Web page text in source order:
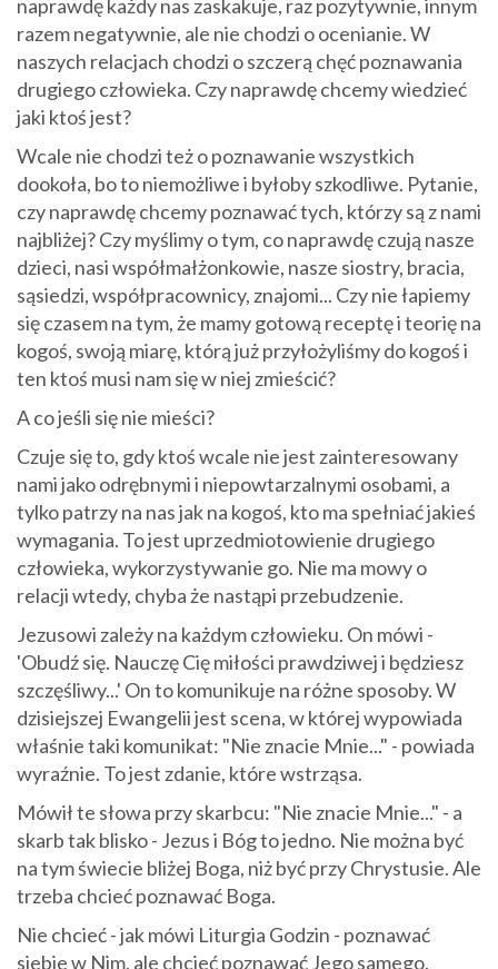
naprawdę każdy nas zaskakuje, raz pozytywnie, innym
razem negatywnie, ale nie chodzi o ocenianie. W
naszych relacjach chodzi o szczerą chęć poznawania
drugiego człowieka. Czy naprawdę chcemy wiedzieć
jaki ktoś jest?
Wcale nie chodzi też o poznawanie wszystkich
dookoła, bo to niemożliwe i byłoby szkodliwe. Pytanie,
czy naprawdę chcemy poznawać tych, którzy są z nami
najbliżej? Czy myślimy o tym, co naprawdę czują nasze
dzieci, nasi współmałżonkowie, nasze siostry, bracia,
sąsiedzi, współpracownicy, znajomi... Czy nie łapiemy
się czasem na tym, że mamy gotową receptę i teorię na
kogoś, swoją miarę, którą już przyłożyliśmy do kogoś i
ten ktoś musi nam się w niej zmieścić?
A co jeśli się nie mieści?
Czuje się to, gdy ktoś wcale nie jest zainteresowany
nami jako odrębnymi i niepowtarzalnymi osobami, a
tylko patrzy na nas jak na kogoś, kto ma spełniać jakieś
wymagania. To jest uprzedmiotowienie drugiego
człowieka, wykorzystywanie go. Nie ma mowy o
relacji wtedy, chyba że nastąpi przebudzenie.
Jezusowi zależy na każdym człowieku. On mówi -
'Obudź się. Nauczę Cię miłości prawdziwej i będziesz
szczęśliwy...' On to komunikuje na różne sposoby. W
dzisiejszej Ewangelii jest scena, w której wypowiada
właśnie taki komunikat: "Nie znacie Mnie..." - powiada
wyraźnie. To jest zdanie, które wstrząsa.
Mówił te słowa przy skarbcu: "Nie znacie Mnie..." - a
skarb tak blisko - Jezus i Bóg to jedno. Nie można być
na tym świecie bliżej Boga, niż być przy Chrystusie. Ale
trzeba chcieć poznawać Boga.
Nie chcieć - jak mówi Liturgia Godzin - poznawać
siebie w Nim, ale chcieć poznawać Jego samego.